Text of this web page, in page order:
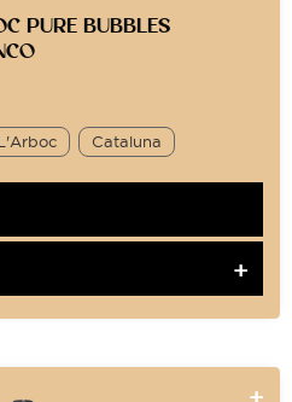
PURE BUBBLES
Cataluna